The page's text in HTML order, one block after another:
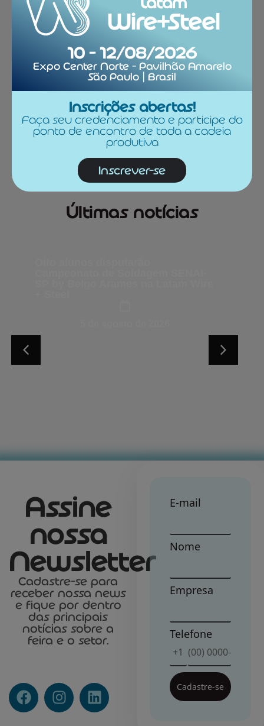
Últimas notícias
Assine
nossa
Newsletter
Cadastre-se para
receber nossa news
e fique por dentro
das principais
notícias sobre a
feira e o setor.
E-mail
Nome
Empresa
Telefone
Wire+Steel
10 - 12/08/2026
Expo Center Norte - Pavilhão Amarelo
São Paulo | Brasil
Inscrições abertas!
Faça seu credenciamento e participe do
ponto de encontro de toda a cadeia
produtiva
Inscrever-se